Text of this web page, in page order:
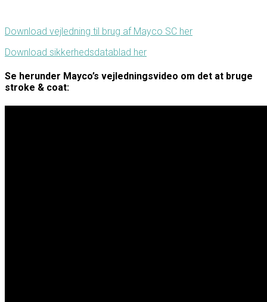
Download vejledning til brug af Mayco SC her
Download sikkerhedsdatablad her
Se herunder Mayco’s vejledningsvideo om det at bruge
stroke & coat: